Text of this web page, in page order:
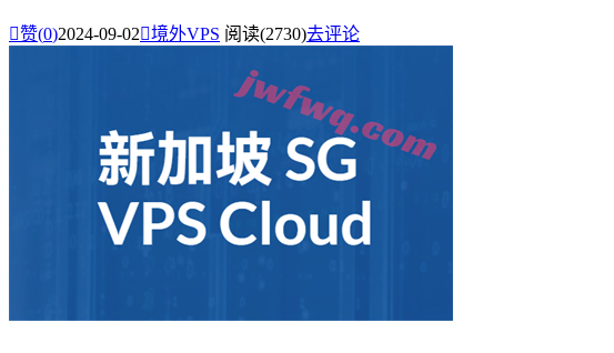
赞(0)2024-09-02境外VPS 阅读(2730)去评论